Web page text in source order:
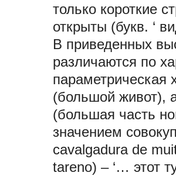
только короткие
открыты (букв. ‘
В приведенных
различаются по
параметрическая
(большой живот),
(большая часть
значением
cavalgadura de
tareno) – ‘… этот